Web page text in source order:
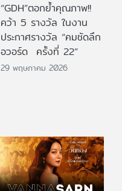
“GDH”ตอกย้ำคุณภาพ!!
คว้า 5 รางวัล ในงาน
ประกาศรางวัล “คมชัดลึก
อวอร์ด ครั้งที่ 22”
29 พฤษภาคม 2026